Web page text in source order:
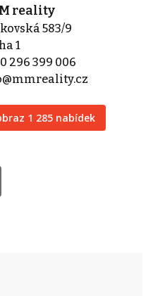
reality
583/9
1
296 399 006
1 285 nabídek